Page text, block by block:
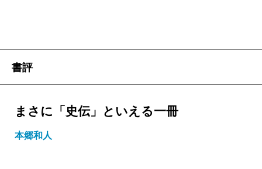
書評
まさに「史伝」といえる一冊
本郷和人